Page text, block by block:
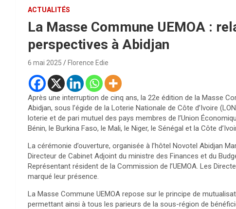
ACTUALITÉS
La Masse Commune UEMOA :
perspectives à Abidjan
6 mai 2025 Florence Edie
Après une interruption de cinq ans, la 22e édition de la Masse
Abidjan, sous l’égide de la Loterie Nationale de Côte d’Ivoire
loterie et de pari mutuel des pays membres de l’Union
Bénin, le Burkina Faso, le Mali, le Niger, le Sénégal et la Côte
La cérémonie d’ouverture, organisée à l’hôtel Novotel Abidjan
Directeur de Cabinet Adjoint du ministre des Finances et du
Représentant résident de la Commission de l’UEMOA. Les
marqué leur présence.
La Masse Commune UEMOA repose sur le principe de
permettant ainsi à tous les parieurs de la sous-région de